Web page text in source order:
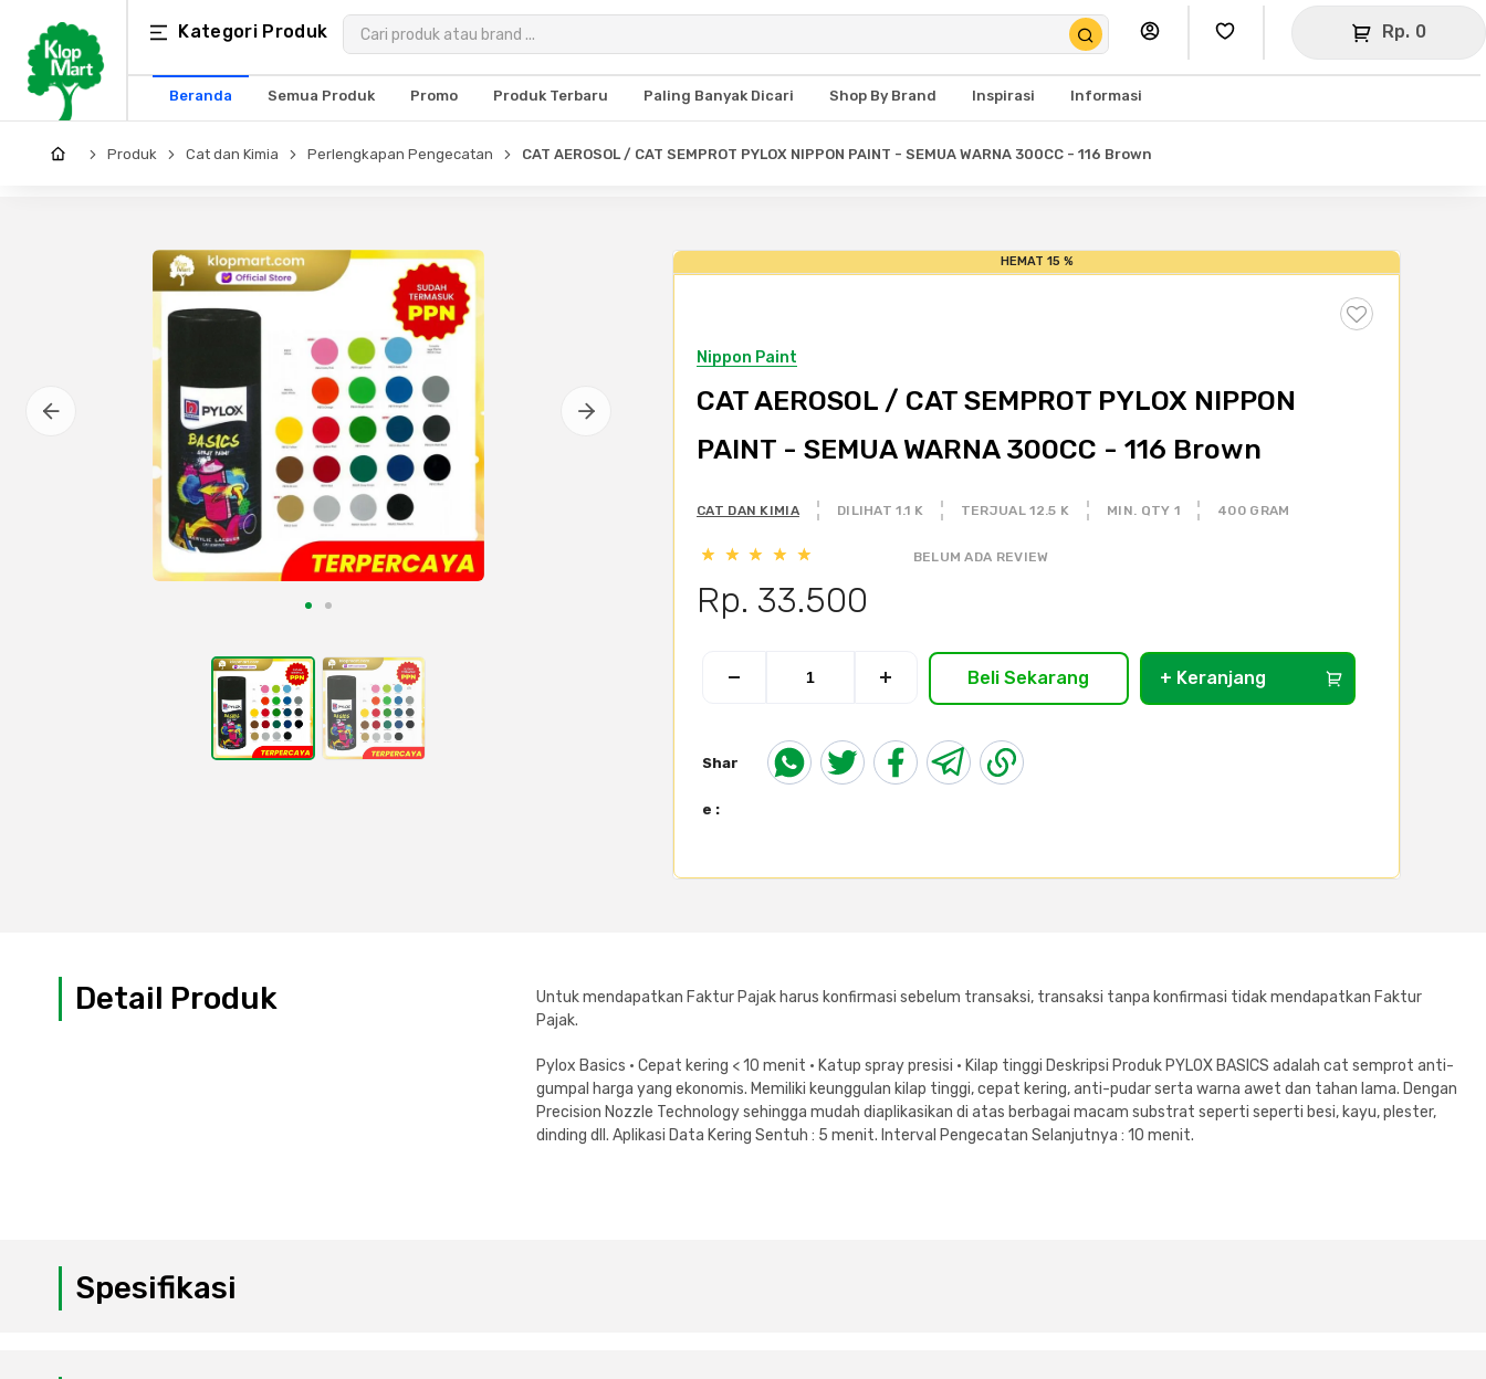
Kategori Produk Rp. 0
Beranda Semua Produk Promo Produk Terbaru Paling Banyak Dicari Shop By Brand Inspirasi Informasi
Kategori
Produk
Arsitektur
Produk Cat dan Kimia Perlengkapan Pengecatan CAT AEROSOL / CAT SEMPROT PYLOX NIPPON PAINT - SEMUA WARNA 300CC - 116 Brown
HEMAT 15 %
Nippon Paint
CAT AEROSOL / CAT SEMPROT PYLOX NIPPON
PAINT - SEMUA WARNA 300CC - 116 Brown
CAT DAN KIMIA DILIHAT 1.1 K TERJUAL 12.5 K MIN. QTY 1 400 GRAM
BELUM ADA REVIEW
Rp. 33.500
Beli Sekarang + Keranjang
Shar
e :
Detail Produk
Untuk mendapatkan Faktur Pajak harus konfirmasi sebelum transaksi, transaksi tanpa konfirmasi tidak mendapatkan Faktur
Pajak.
Pylox Basics • Cepat kering < 10 menit • Katup spray presisi • Kilap tinggi Deskripsi Produk PYLOX BASICS adalah cat semprot anti-
gumpal harga yang ekonomis. Memiliki keunggulan kilap tinggi, cepat kering, anti-pudar serta warna awet dan tahan lama. Dengan
Precision Nozzle Technology sehingga mudah diaplikasikan di atas berbagai macam substrat seperti seperti besi, kayu, plester,
dinding dll. Aplikasi Data Kering Sentuh : 5 menit. Interval Pengecatan Selanjutnya : 10 menit.
Spesifikasi